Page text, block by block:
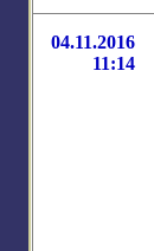
04.11.2016
11:14